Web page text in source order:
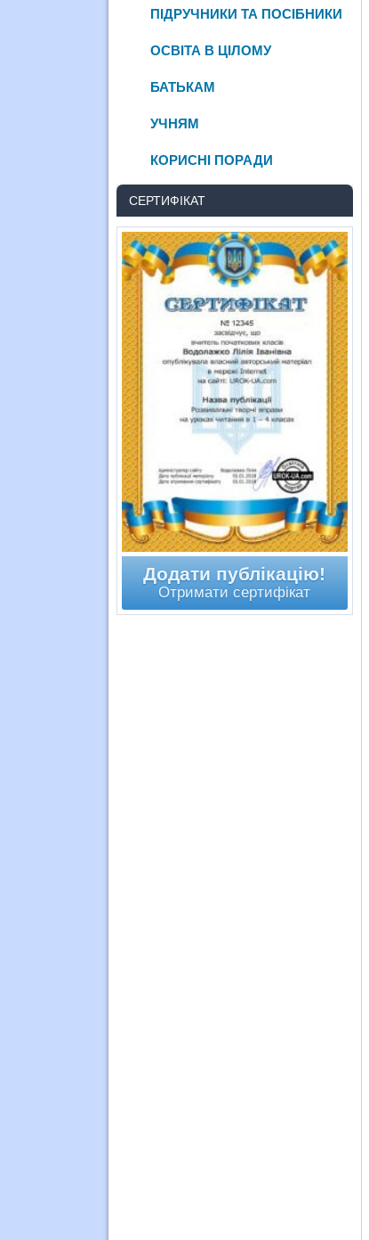
ПІДРУЧНИКИ ТА ПОСІБНИКИ
ОСВІТА В ЦІЛОМУ
БАТЬКАМ
УЧНЯМ
КОРИСНІ ПОРАДИ
СЕРТИФІКАТ
Додати публікацію!
Отримати сертифікат